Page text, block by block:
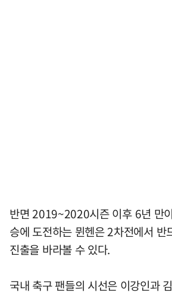
반면 2019~2020시즌 이후 6년 만
승에 도전하는 뮌헨은 2차전에서 반
진출을 바라볼 수 있다.
국내 축구 팬들의 시선은 이강인과